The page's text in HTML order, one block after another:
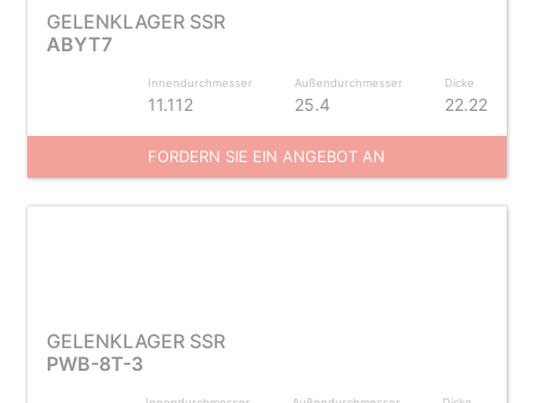
GELENKLAGER SSR
ABYT7
Innendurchmesser
11.112
Außendurchmesser
25.4
Dicke
22.22
FORDERN SIE EIN ANGEBOT AN
GELENKLAGER SSR
PWB-8T-3